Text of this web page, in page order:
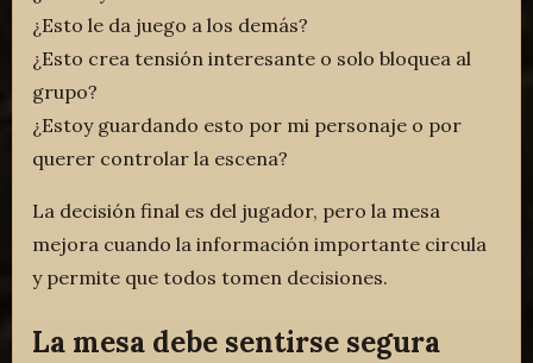
¿Esto le da juego a los demás?
¿Esto crea tensión interesante o solo bloquea al
grupo?
¿Estoy guardando esto por mi personaje o por
querer controlar la escena?
La decisión final es del jugador, pero la mesa
mejora cuando la información importante circula
y permite que todos tomen decisiones.
La mesa debe sentirse segura